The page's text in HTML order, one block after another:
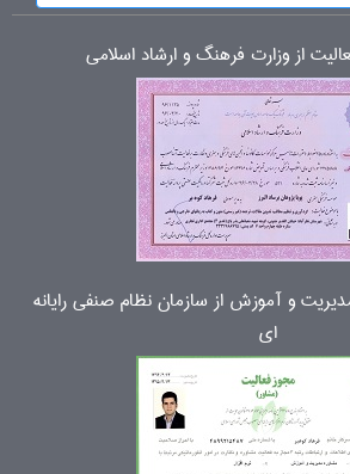
از وزارت فرهنگ و ارشاد اسلامی
و آموزش از سازمان نظام صنفی رایانه
ای